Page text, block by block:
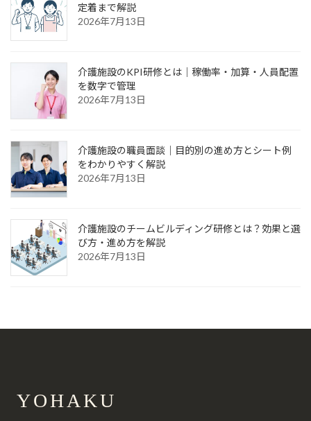
定着まで解説
2026年7月13日
介護施設のKPI研修とは｜稼働率・加算・人員配置
を数字で管理
2026年7月13日
介護施設の職員面談｜目的別の進め方とシート例
をわかりやすく解説
2026年7月13日
介護施設のチームビルディング研修とは？効果と選
び方・進め方を解説
2026年7月13日
YOHAKU